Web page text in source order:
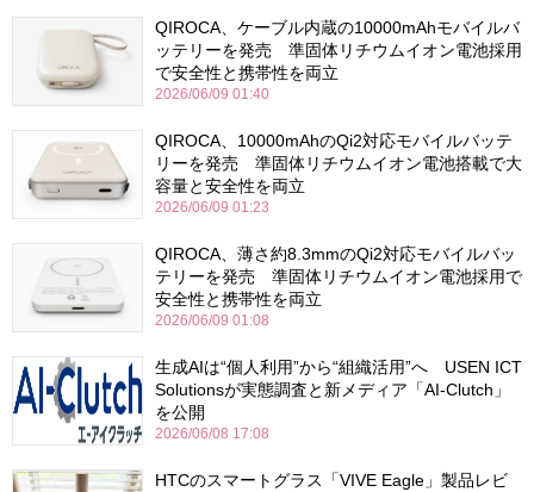
QIROCA、ケーブル内蔵の10000mAhモバイルバ
ッテリーを発売 準固体リチウムイオン電池採用
で安全性と携帯性を両立
2026/06/09 01:40
QIROCA、10000mAhのQi2対応モバイルバッテ
リーを発売 準固体リチウムイオン電池搭載で大
容量と安全性を両立
2026/06/09 01:23
QIROCA、薄さ約8.3mmのQi2対応モバイルバッ
テリーを発売 準固体リチウムイオン電池採用で
安全性と携帯性を両立
2026/06/09 01:08
生成AIは“個人利用”から“組織活用”へ USEN ICT
Solutionsが実態調査と新メディア「AI-Clutch」
を公開
2026/06/08 17:08
HTCのスマートグラス「VIVE Eagle」製品レビ